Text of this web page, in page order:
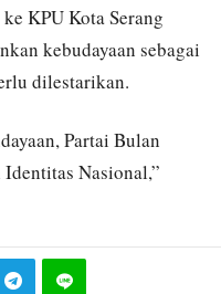
KPU Kota Serang
kebudayaan sebagai
dilestarikan.
Partai Bulan
Nasional,”